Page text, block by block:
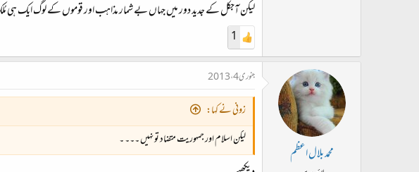
لیکن آجکل کے جدید دور میں جہاں بے شمار مذاہب اور قوموں کے لوگ ایک ہی
1
محمد بلال اعظم
جنوری 4، 2013
زونی نے کہا:
لیکن اسلام اور جمہوریت متضاد تو نہیں ۔۔۔ ۔